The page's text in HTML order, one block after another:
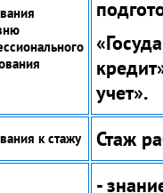
учет».
к стажу Стаж
-